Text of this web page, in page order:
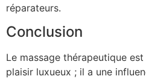
réparateurs.
Conclusion
Le massage thérapeutique est
plaisir luxueux ; il a une